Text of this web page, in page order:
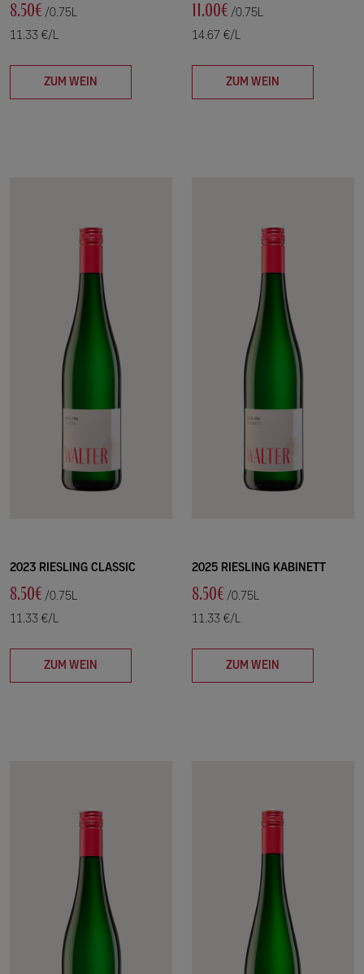
8.50€ /0.75L
11.33 €/L
ZUM WEIN
11.00€ /0.75L
14.67 €/L
ZUM WEIN
2023 RIESLING CLASSIC
8.50€ /0.75L
11.33 €/L
ZUM WEIN
2025 RIESLING KABINETT
8.50€ /0.75L
11.33 €/L
ZUM WEIN